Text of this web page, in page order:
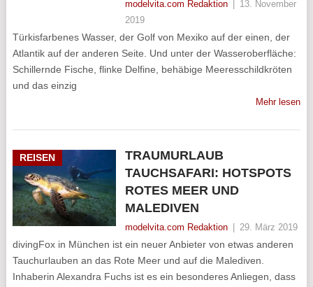
modelvita.com Redaktion
13. November
2019
Türkisfarbenes Wasser, der Golf von Mexiko auf der einen, der
Atlantik auf der anderen Seite. Und unter der Wasseroberfläche:
Schillernde Fische, flinke Delfine, behäbige Meeresschildkröten
und das einzig
Mehr lesen
REISEN
TRAUMURLAUB
TAUCHSAFARI: HOTSPOTS
ROTES MEER UND
MALEDIVEN
modelvita.com Redaktion 29. März 2019
divingFox in München ist ein neuer Anbieter von etwas anderen
Tauchurlauben an das Rote Meer und auf die Malediven.
Inhaberin Alexandra Fuchs ist es ein besonderes Anliegen, dass